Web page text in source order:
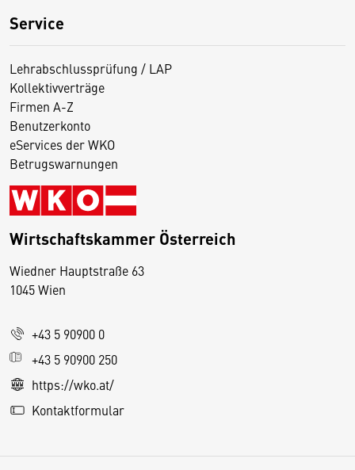
Service
Lehrabschlussprüfung / LAP
Kollektivverträge
Firmen A-Z
Benutzerkonto
eServices der WKO
Betrugswarnungen
Wirtschaftskammer Österreich
Wiedner Hauptstraße 63
1045 Wien
+43 5 90900 0
+43 5 90900 250
https://wko.at/
Kontaktformular
D
s
e
S
e